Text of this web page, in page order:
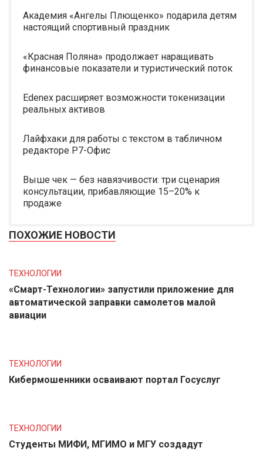
Академия «Ангелы Плющенко» подарила детям
настоящий спортивный праздник
«Красная Поляна» продолжает наращивать
финансовые показатели и туристический поток
Edenex расширяет возможности токенизации
реальных активов
Лайфхаки для работы с текстом в табличном
редакторе Р7-Офис
Выше чек — без навязчивости: три сценария
консультации, прибавляющие 15–20% к
продаже
ПОХОЖИЕ НОВОСТИ
ТЕХНОЛОГИИ
«Смарт-Технологии» запустили приложение для
автоматической заправки самолетов малой
авиации
ТЕХНОЛОГИИ
Кибермошенники осваивают портал Госуслуг
ТЕХНОЛОГИИ
Студенты МИФИ, МГИМО и МГУ создадут